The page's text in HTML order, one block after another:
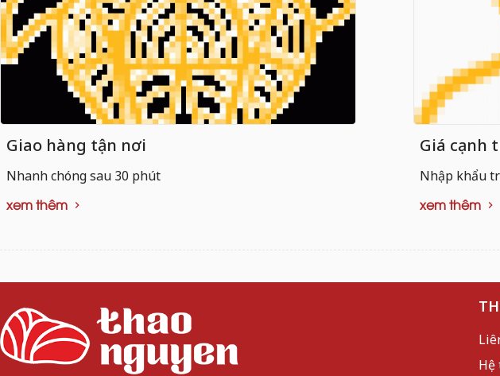
Giao hàng tận nơi
Nhanh chóng sau 30 phút
xem thêm
Giá cạnh
Nhập khẩu
xem thêm
Hệ